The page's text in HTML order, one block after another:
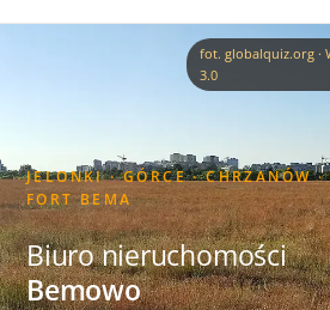
fot. globalquiz.org ·
3.0
JELONKI · GÓRCE · CHRZANÓW ·
FORT BEMA
Biuro nieruchomości
Bemowo